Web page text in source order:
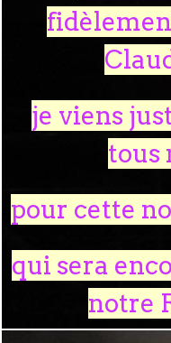
je viens
tous
pour cette
qui sera
notre